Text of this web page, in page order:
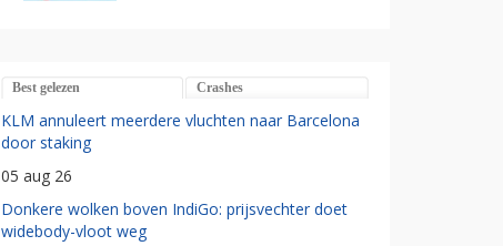
Best gelezen Crashes
KLM annuleert meerdere vluchten naar Barcelona
door staking
05 aug 26
Donkere wolken boven IndiGo: prijsvechter doet
widebody-vloot weg